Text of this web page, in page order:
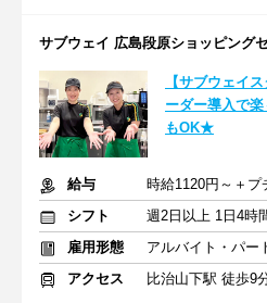
サブウェイ 広島段原ショッピング
【サブウェイ
ーダー導入で
もOK★
給与
時給1120円～＋プ
シフト
雇用形態
アルバイト・パー
アクセス
比治山下駅 徒歩9